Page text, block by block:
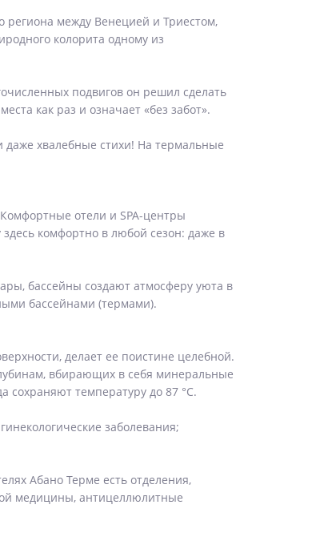
региона между Венецией и Триестом,
колорита одному из
подвигов он решил сделать
как раз и означает «без забот».
даже хвалебные стихи! На термальные
отели и SPA-центры
комфортно в любой сезон: даже в
бассейны создают атмосферу уюта в
бассейнами (термами).
делает ее поистине целебной.
вбирающих в себя минеральные
сохраняют температуру до 87 °C.
заболевания;
Абано Терме есть отделения,
медицины, антицеллюлитные